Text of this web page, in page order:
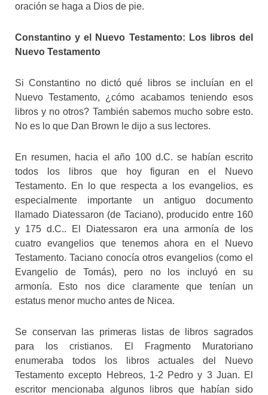
oración se haga a Dios de pie.
Constantino y el Nuevo Testamento: Los libros del
Nuevo Testamento
Si Constantino no dictó qué libros se incluían en el
Nuevo Testamento, ¿cómo acabamos teniendo esos
libros y no otros? También sabemos mucho sobre esto.
No es lo que Dan Brown le dijo a sus lectores.
En resumen, hacia el año 100 d.C. se habían escrito
todos los libros que hoy figuran en el Nuevo
Testamento. En lo que respecta a los evangelios, es
especialmente importante un antiguo documento
llamado Diatessaron (de Taciano), producido entre 160
y 175 d.C.. El Diatessaron era una armonía de los
cuatro evangelios que tenemos ahora en el Nuevo
Testamento. Taciano conocía otros evangelios (como el
Evangelio de Tomás), pero no los incluyó en su
armonía. Esto nos dice claramente que tenían un
estatus menor mucho antes de Nicea.
Se conservan las primeras listas de libros sagrados
para los cristianos. El Fragmento Muratoriano
enumeraba todos los libros actuales del Nuevo
Testamento excepto Hebreos, 1-2 Pedro y 3 Juan. El
escritor mencionaba algunos libros que habían sido